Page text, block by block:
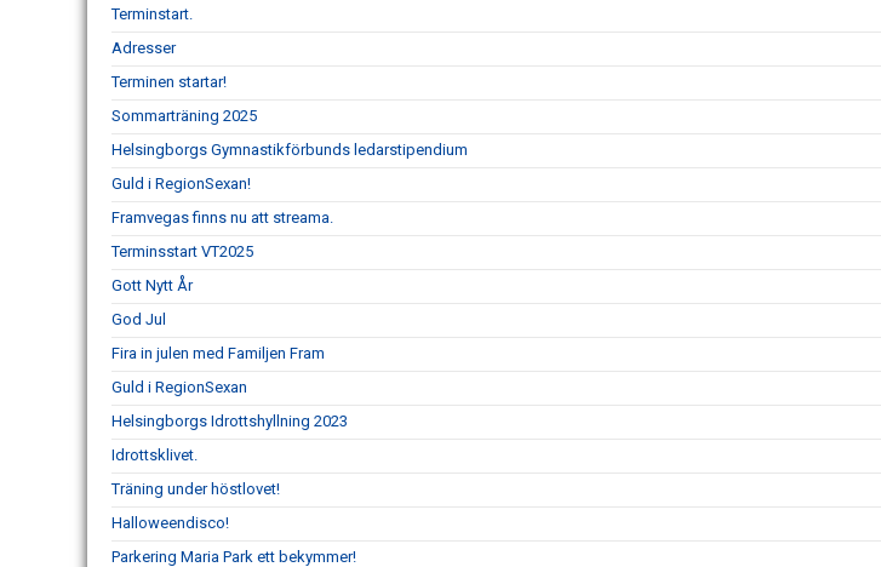
Terminstart.
Adresser
Terminen startar!
Sommarträning 2025
Helsingborgs Gymnastikförbunds ledarstipendium
Guld i RegionSexan!
Framvegas finns nu att streama.
Terminsstart VT2025
Gott Nytt År
God Jul
Fira in julen med Familjen Fram
Guld i RegionSexan
Helsingborgs Idrottshyllning 2023
Idrottsklivet.
Träning under höstlovet!
Halloweendisco!
Parkering Maria Park ett bekymmer!